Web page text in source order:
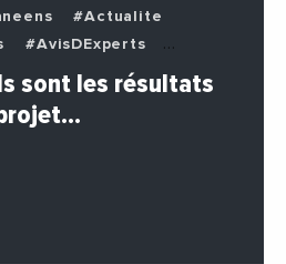
#Actualite
#AvisDExperts
sont les résultats